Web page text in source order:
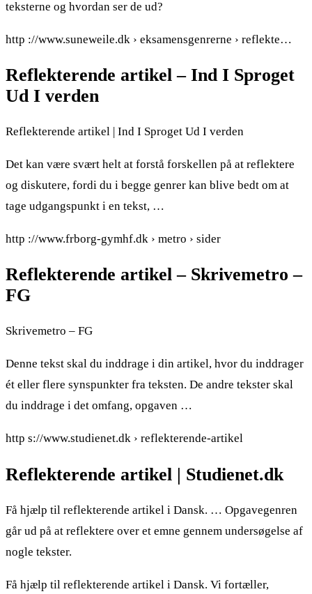
teksterne og hvordan ser de ud?
http ://www.suneweile.dk › eksamensgenrerne › reflekte…
Reflekterende artikel – Ind I Sproget
Ud I verden
Reflekterende artikel | Ind I Sproget Ud I verden
Det kan være svært helt at forstå forskellen på at reflektere
og diskutere, fordi du i begge genrer kan blive bedt om at
tage udgangspunkt i en tekst, …
http ://www.frborg-gymhf.dk › metro › sider
Reflekterende artikel – Skrivemetro –
FG
Skrivemetro – FG
Denne tekst skal du inddrage i din artikel, hvor du inddrager
ét eller flere synspunkter fra teksten. De andre tekster skal
du inddrage i det omfang, opgaven …
http s://www.studienet.dk › reflekterende-artikel
Reflekterende artikel | Studienet.dk
Få hjælp til reflekterende artikel i Dansk. … Opgavegenren
går ud på at reflektere over et emne gennem undersøgelse af
nogle tekster.
Få hjælp til reflekterende artikel i Dansk. Vi fortæller,